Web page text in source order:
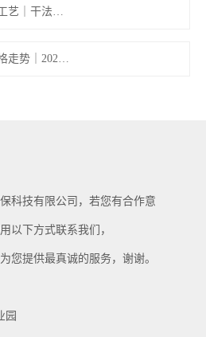
新疆熟石灰生产工艺｜干法与湿法氢氧化钙区别及用途
新疆氢氧化钙价格走势｜2026 年熟石灰市场行情分析
科技有限公司，若您有合作意
以下方式联系我们，
您提供最真诚的服务，谢谢。
园